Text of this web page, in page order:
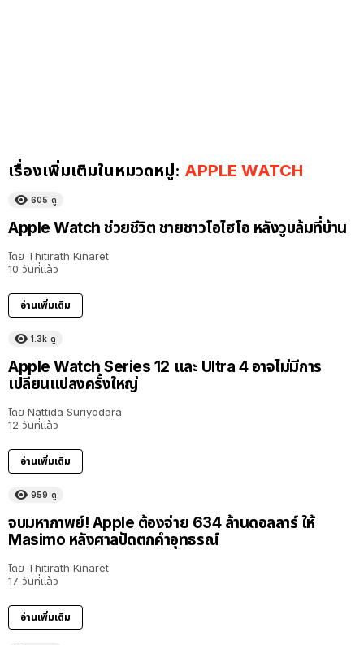
เรื่องเพิ่มเติมในหมวดหมู่: APPLE WATCH
605 ดู
Apple Watch ช่วยชีวิต ชายชาวโอไฮโอ หลังวูบล้มที่บ้าน
โดย Thitirath Kinaret
10 วันที่แล้ว
อ่านเพิ่มเติม
1.3k ดู
Apple Watch Series 12 และ Ultra 4 อาจไม่มีการ
เปลี่ยนแปลงครั้งใหญ่
โดย Nattida Suriyodara
12 วันที่แล้ว
อ่านเพิ่มเติม
959 ดู
จบมหากาพย์! Apple ต้องจ่าย 634 ล้านดอลลาร์ ให้
Masimo หลังศาลปัดตกคำอุทธรณ์
โดย Thitirath Kinaret
17 วันที่แล้ว
อ่านเพิ่มเติม